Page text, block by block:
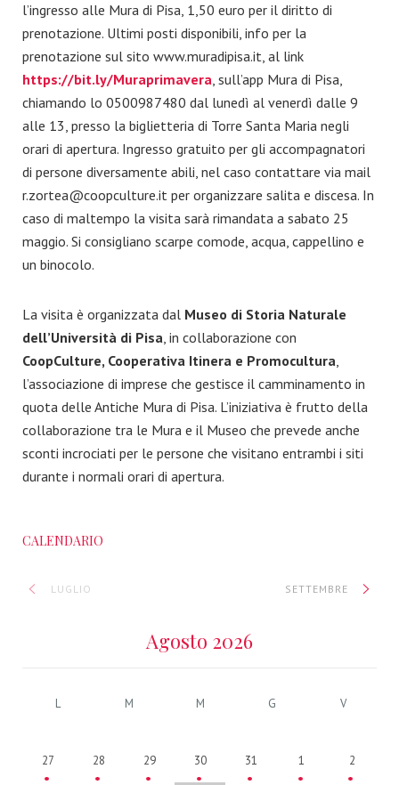
l’ingresso alle Mura di Pisa, 1,50 euro per il diritto di
prenotazione. Ultimi posti disponibili, info per la
prenotazione sul sito www.muradipisa.it, al link
https://bit.ly/Muraprimavera, sull’app Mura di Pisa,
chiamando lo 0500987480 dal lunedì al venerdì dalle 9
alle 13, presso la biglietteria di Torre Santa Maria negli
orari di apertura. Ingresso gratuito per gli accompagnatori
di persone diversamente abili, nel caso contattare via mail
r.zortea@coopculture.it per organizzare salita e discesa. In
caso di maltempo la visita sarà rimandata a sabato 25
maggio. Si consigliano scarpe comode, acqua, cappellino e
un binocolo.
La visita è organizzata dal Museo di Storia Naturale
dell’Università di Pisa, in collaborazione con
CoopCulture, Cooperativa Itinera e Promocultura,
l’associazione di imprese che gestisce il camminamento in
quota delle Antiche Mura di Pisa. L’iniziativa è frutto della
collaborazione tra le Mura e il Museo che prevede anche
sconti incrociati per le persone che visitano entrambi i siti
durante i normali orari di apertura.
CALENDARIO
LUGLIO
Agosto 2026
SETTEMBRE
L M M G V
27 28 29 30 31 1 2